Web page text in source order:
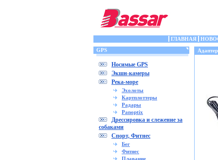
ГЛАВНАЯ
GPS
Носимые GPS
Экшн-камеры
Река-море
Эхолоты
Картплоттеры
Радары
Panoptix
Дрессировка и слежение за
собаками
Спорт, Фитнес
Бег
Фитнес
Плавание